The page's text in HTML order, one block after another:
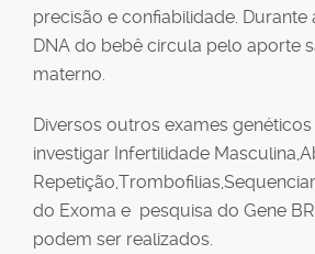
precisão e confiabilidade. Durante
DNA do bebê circula pelo aporte
materno.
Diversos outros exames
investigar Infertilidade
do Exoma e pesquisa do Gene
podem ser realizados.